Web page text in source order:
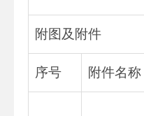
附图及附件
序号 附件名称